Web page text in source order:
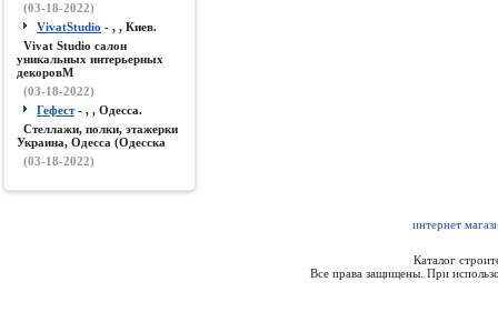
(03-18-2022)
VivatStudio - , , Киев.
Vivat Studio салон
уникальных интерьерных
декоровМ
(03-18-2022)
Гефест- , , Одесса.
Стеллажи, полки, этажерки
Украина, Одесса (Одесска
(03-18-2022)
интернет
Каталог
Все права защищены. При